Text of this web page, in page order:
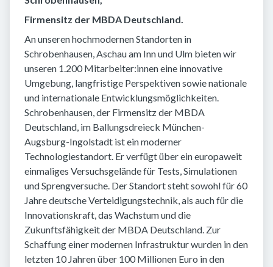
Firmensitz der MBDA Deutschland.
An unseren hochmodernen Standorten in
Schrobenhausen, Aschau am Inn und Ulm bieten wir
unseren 1.200 Mitarbeiter:innen eine innovative
Umgebung, langfristige Perspektiven sowie nationale
und internationale Entwicklungsmöglichkeiten.
Schrobenhausen, der Firmensitz der MBDA
Deutschland, im Ballungsdreieck München-
Augsburg-Ingolstadt ist ein moderner
Technologiestandort. Er verfügt über ein europaweit
einmaliges Versuchsgelände für Tests, Simulationen
und Sprengversuche. Der Standort steht sowohl für 60
Jahre deutsche Verteidigungstechnik, als auch für die
Innovationskraft, das Wachstum und die
Zukunftsfähigkeit der MBDA Deutschland. Zur
Schaffung einer modernen Infrastruktur wurden in den
letzten 10 Jahren über 100 Millionen Euro in den